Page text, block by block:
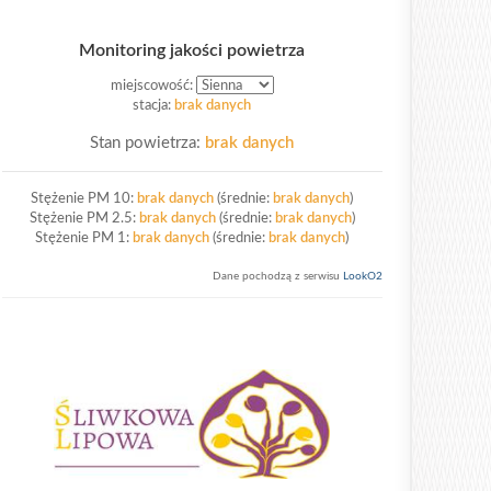
Monitoring jakości powietrza
miejscowość:
stacja: brak danych
Stan powietrza: brak danych
Stężenie PM 10: brak danych (średnie: brak danych)
Stężenie PM 2.5: brak danych(średnie: brak danych)
Stężenie PM 1: brak danych (średnie: brak danych)
Dane pochodzą z serwisu LookO2